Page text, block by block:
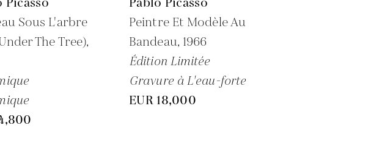
Sous L'arbre
The Tree),
Peintre Et Modèle Au
Bandeau, 1966
Édition Limitée
Gravure à L'eau-forte
EUR 18,000